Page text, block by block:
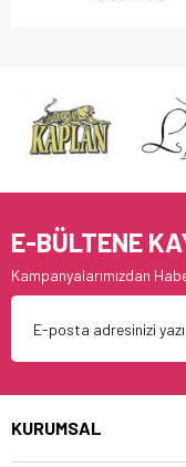
E-BÜLTENE
Kampanyalarımızdan
KURUMSAL